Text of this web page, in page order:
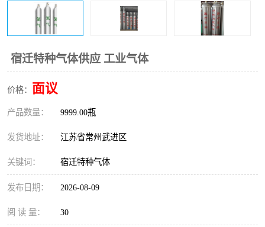
宿迁特种气体供应 工业气体
价格： 面议
产品数量： 9999.00瓶
发货地址： 江苏省常州武进区
关键词： 宿迁特种气体
发布日期： 2026-08-09
阅 读 量： 30